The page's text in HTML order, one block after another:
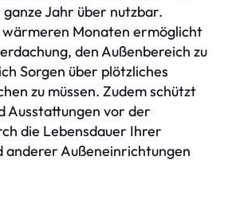
Jahr über nutzbar.
wärmeren Monaten ermöglicht
den Außenbereich zu
Sorgen über plötzliches
zu müssen. Zudem schützt
Ausstattungen vor der
die Lebensdauer Ihrer
anderer Außeneinrichtungen